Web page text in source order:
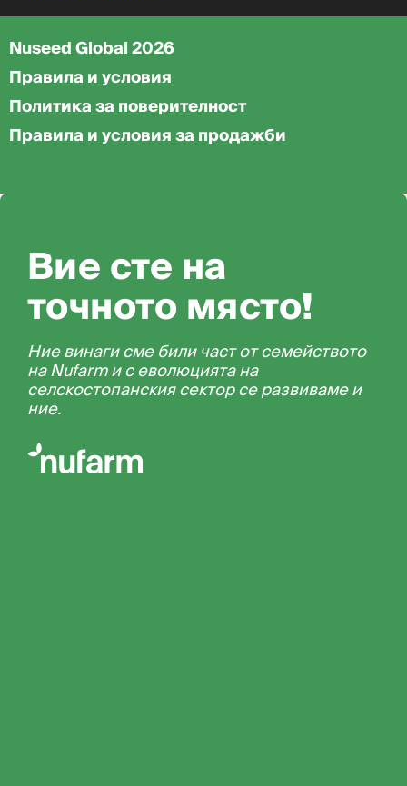
Nuseed Global 2026
Правила и условия
Политика за поверителност
Правила и условия за продажби
Вие сте на
точното място!
Ние винаги сме били част от семейството
на Nufarm и с еволюцията на
селскостопанския сектор се развиваме и
ние.